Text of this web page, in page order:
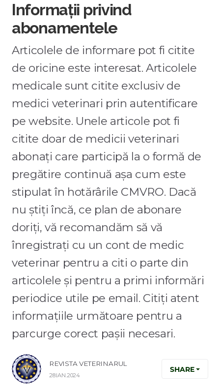
Informații privind
abonamentele
Articolele de informare pot fi citite
de oricine este interesat. Articolele
medicale sunt citite exclusiv de
medici veterinari prin autentificare
pe website. Unele articole pot fi
citite doar de medicii veterinari
abonați care participă la o formă de
pregătire continuă așa cum este
stipulat în hotărârile CMVRO. Dacă
nu știți încă, ce plan de abonare
doriți, vă recomandăm să vă
înregistrați cu un cont de medic
veterinar pentru a citi o parte din
articolele și pentru a primi informări
periodice utile pe email. Citiți atent
informațiile următoare pentru a
parcurge corect pașii necesari.
REVISTA VETERINARUL
28.IAN.2024
SHARE